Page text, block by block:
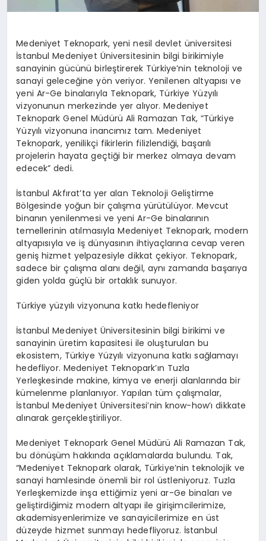
Medeniyet Teknopark, yeni nesil devlet üniversitesi
İstanbul Medeniyet Üniversitesinin bilgi birikimiyle
sanayinin gücünü birleştirerek Türkiye’nin teknoloji ve
sanayi geleceğine yön veriyor. Yenilenen altyapısı ve
yeni Ar-Ge binalarıyla Teknopark, Türkiye Yüzyılı
vizyonunun merkezinde yer alıyor. Medeniyet
Teknopark Genel Müdürü Ali Ramazan Tak, “Türkiye
Yüzyılı vizyonuna inancımız tam. Medeniyet
Teknopark, yenilikçi fikirlerin filizlendiği, başarılı
projelerin hayata geçtiği bir merkez olmaya devam
edecek” dedi.
İstanbul Akfırat’ta yer alan Teknoloji Geliştirme
Bölgesinde yoğun bir çalışma yürütülüyor. Mevcut
binanın yenilenmesi ve yeni Ar-Ge binalarının
temellerinin atılmasıyla Medeniyet Teknopark, modern
altyapısıyla ve iş dünyasının ihtiyaçlarına cevap veren
geniş hizmet yelpazesiyle dikkat çekiyor. Teknopark,
sadece bir çalışma alanı değil, aynı zamanda başarıya
giden yolda güçlü bir ortaklık sunuyor.
Türkiye yüzyılı vizyonuna katkı hedefleniyor
İstanbul Medeniyet Üniversitesinin bilgi birikimi ve
sanayinin üretim kapasitesi ile oluşturulan bu
ekosistem, Türkiye Yüzyılı vizyonuna katkı sağlamayı
hedefliyor. Medeniyet Teknopark’ın Tuzla
Yerleşkesinde makine, kimya ve enerji alanlarında bir
kümelenme planlanıyor. Yapılan tüm çalışmalar,
İstanbul Medeniyet Üniversitesi’nin know-how’ı dikkate
alınarak gerçekleştiriliyor.
Medeniyet Teknopark Genel Müdürü Ali Ramazan Tak,
bu dönüşüm hakkında açıklamalarda bulundu. Tak,
“Medeniyet Teknopark olarak, Türkiye’nin teknolojik ve
sanayi hamlesinde önemli bir rol üstleniyoruz. Tuzla
Yerleşkemizde inşa ettiğimiz yeni ar-Ge binaları ve
geliştirdiğimiz modern altyapı ile girişimcilerimize,
akademisyenlerimize ve sanayicilerimize en üst
düzeyde hizmet sunmayı hedefliyoruz. İstanbul